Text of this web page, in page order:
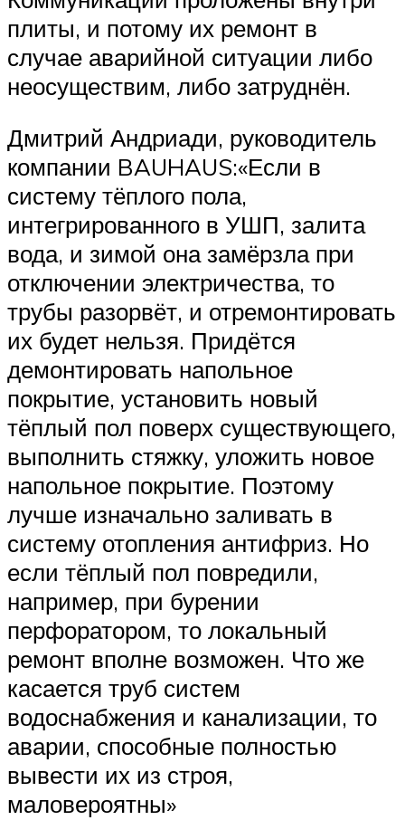
плиты, и потому их ремонт в
случае аварийной ситуации либо
неосуществим, либо затруднён.
Дмитрий Андриади, руководитель
компании BAUHAUS:«Если в
систему тёплого пола,
интегрированного в УШП, залита
вода, и зимой она замёрзла при
отключении электричества, то
трубы разорвёт, и отремонтировать
их будет нельзя. Придётся
демонтировать напольное
покрытие, установить новый
тёплый пол поверх существующего,
выполнить стяжку, уложить новое
напольное покрытие. Поэтому
лучше изначально заливать в
систему отопления антифриз. Но
если тёплый пол повредили,
например, при бурении
перфоратором, то локальный
ремонт вполне возможен. Что же
касается труб систем
водоснабжения и канализации, то
аварии, способные полностью
вывести их из строя,
маловероятны»